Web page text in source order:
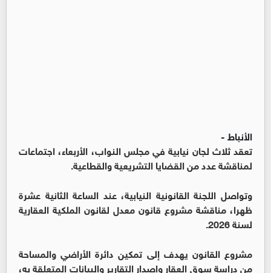
الأنباط -
تعقد ثلاث لجان نيابية في مجلس النواب، الأربعاء، اجتماعات
لمناقشة عدد من القضايا التشريعية والقطاعية.
وتواصل اللجنة القانونية النيابية، عند الساعة الثانية عشرة
ظهرا، مناقشة مشروع قانون معدل لقانون الملكية العقارية
لسنة 2026.
مشروع القانون يهدف إلى تمكين دائرة الأراضي والمساحة
من دراسة سوق العقار وإصدار التقارير والبيانات المتعلقة به،